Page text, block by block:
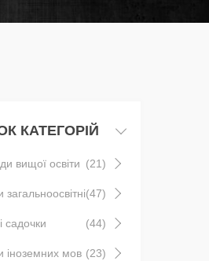
КАТЕГОРІЙ
вищої освіти (21)
(47)
садочки (44)
іноземних мов (23)